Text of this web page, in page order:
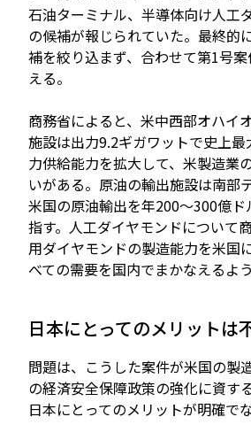
石油ターミナル、半導体向け人工
の候補が報じられていた。最終的
補を絞り込まず、合わせて第1号
える。
商務省によると、米中西部オハイ
施設は出力9.2ギガワットで史上
力供給能力を拡大して、米製造業
いがある。原油の輸出施設は南部
米国の原油輸出を年200～300億ド
指す。人工ダイヤモンドについて
用ダイヤモンドの製造能力を米国
べての需要を国内でまかなえるよ
日本にとってのメリットは
問題は、こうした案件が米国の製
の経済安全保障政策の強化に資す
日本にとってのメリットが明確で